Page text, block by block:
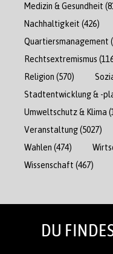
Medizin & Gesundheit
Nachhaltigkeit (426)
Quartiersmanagement
Rechtsextremismus
Religion (570)
Stadtentwicklung & -
Umweltschutz & Klima
Veranstaltung(5027)
Wahlen (474)
Wissenschaft (467)
DU